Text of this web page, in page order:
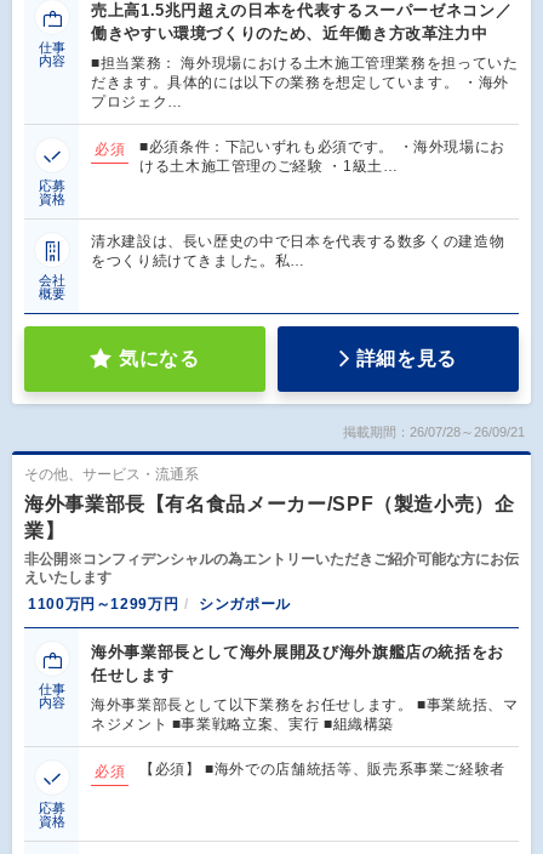
仕事
内容
売上高1.5兆円超えの日本を代表するスーパーゼネコン／
働きやすい環境づくりのため、近年働き方改革注力中
■担当業務： 海外現場における土木施工管理業務を担っていた
だきます。具体的には以下の業務を想定しています。 ・海外
プロジェク…
応募
資格
必須
■必須条件：下記いずれも必須です。 ・海外現場にお
ける土木施工管理のご経験 ・1級土…
会社
概要
清水建設は、長い歴史の中で日本を代表する数多くの建造物
をつくり続けてきました。私…
気になる 詳細を見る
掲載期間：26/07/28～26/09/21
その他、サービス・流通系
海外事業部長【有名食品メーカー/SPF（製造小売）企
業】
非公開※コンフィデンシャルの為エントリーいただきご紹介可能な方にお伝
えいたします
1100万円～1299万円
シンガポール
仕事
内容
海外事業部長として海外展開及び海外旗艦店の統括をお
任せします
海外事業部長として以下業務をお任せします。 ■事業統括、マ
ネジメント ■事業戦略立案、実行 ■組織構築
応募
資格
必須 【必須】 ■海外での店舗統括等、販売系事業ご経験者